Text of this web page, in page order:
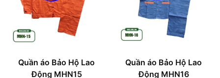
Quần áo Bảo Hộ Lao
Động MHN15
Quần áo Bảo Hộ Lao
Động MHN16